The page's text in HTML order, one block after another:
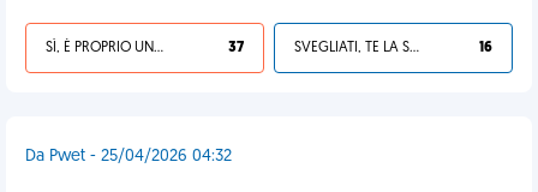
SÌ, È PROPRIO UNA VDM! 37 SVEGLIATI, TE LA SEI CERCATA! 16
Da Pwet - 25/04/2026 04:32